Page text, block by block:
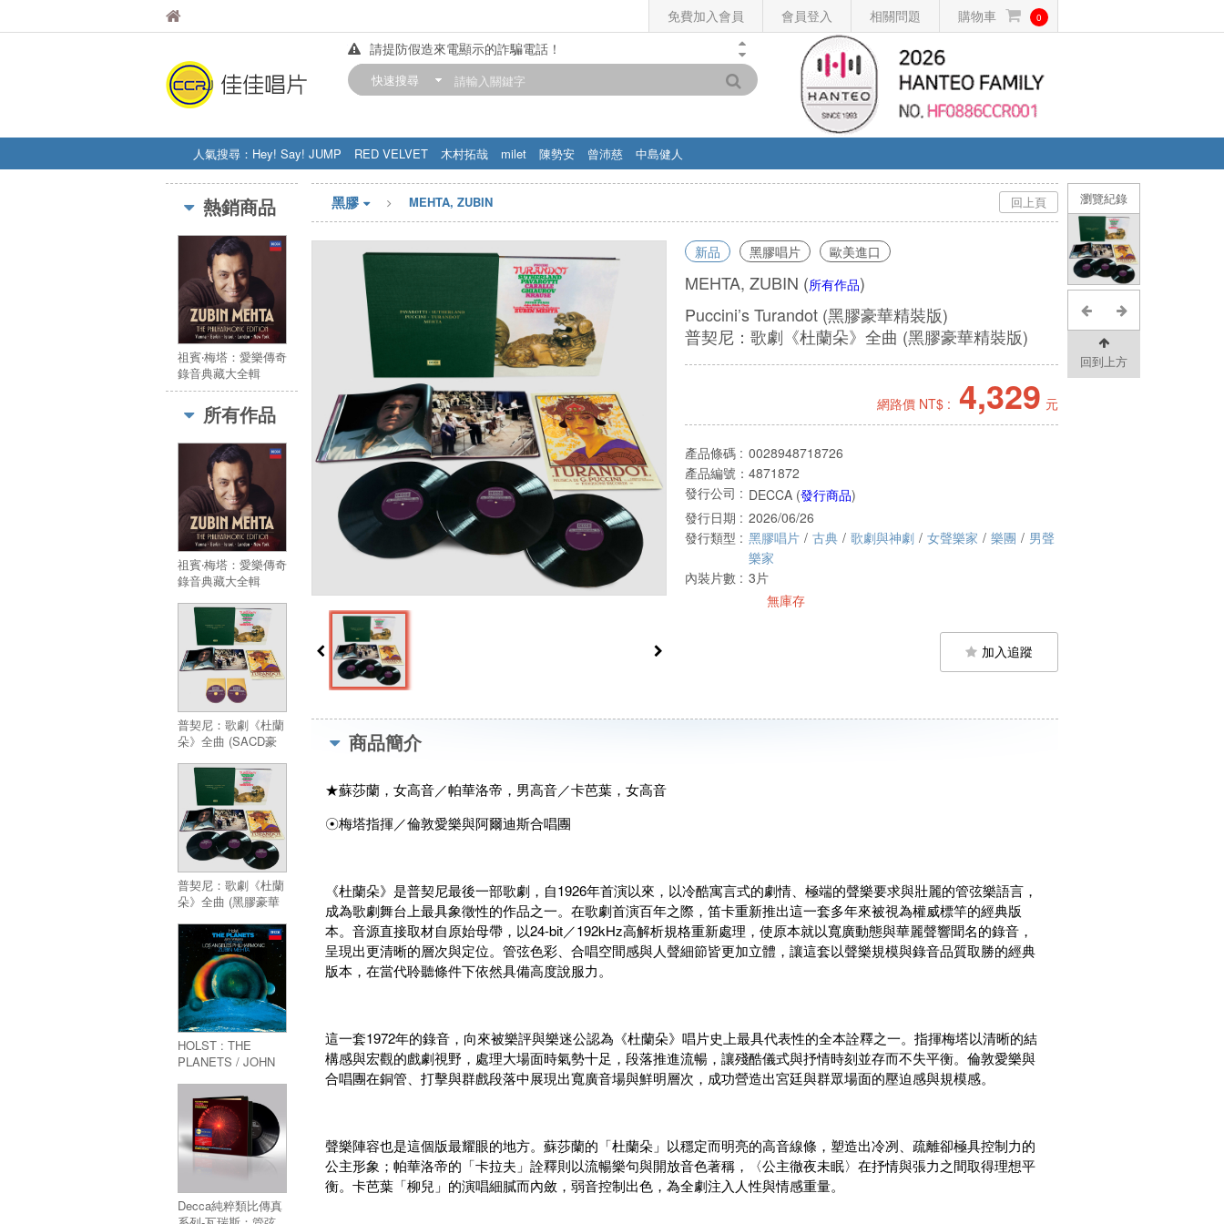
免費加入會員 會員登入 相關問題 購物車 0
佳佳唱片
請提防假造來電顯示的詐騙電話！
【中華門市營業時間調整公告】
快速搜尋
人氣搜尋： Hey! Say! JUMP RED VELVET 木村拓哉 milet 陳勢安 曾沛慈
中島健人
STRAY KIDS
盧廣仲 周杰伦
瀏覽紀錄
回到上方
熱銷商品
祖賓‧梅塔：愛樂傳奇
錄音典藏大全輯
(57CD)／Zubin
Mehta The
Philharmonic Edition
(57CD)
所有作品
祖賓‧梅塔：愛樂傳奇
錄音典藏大全輯
Mehta The
Philharmonic Edition
(57CD)
普契尼：歌劇《杜蘭
朵》全曲 (SACD豪
Puccini’s Turandot
(Hybrid SACD)
普契尼：歌劇《杜蘭
朵》全曲 (黑膠豪華
Turandot (黑膠豪華
精裝版)
HOLST : THE
PLANETS / JOHN
WARS (SHM-CD)
Decca純粹類比傳真
回上頁
黑膠 MEHTA, ZUBIN
新品 黑膠唱片 歐美進口
MEHTA, ZUBIN (所有作品)
Puccini’s Turandot (黑膠豪華精裝版)
普契尼：歌劇《杜蘭朵》全曲 (黑膠豪華精裝版)
網路價 NT$ : 4,329 元
產品條碼 : 0028948718726
產品編號： 4871872
發行公司 : DECCA (發行商品)
發行日期 : 2026/06/26
發行類型 : 黑膠唱片 / 古典 / 歌劇與神劇 / 女聲樂家 / 樂團 / 男聲
樂家
內裝片數 : 3片
無庫存
加入追蹤
商品簡介
★蘇莎蘭，女高音／帕華洛帝，男高音／卡芭葉，女高音
☉梅塔指揮／倫敦愛樂與阿爾迪斯合唱團
《杜蘭朵》是普契尼最後一部歌劇，自1926年首演以來，以冷酷寓言式的劇情、極端的聲樂要求與壯麗的管弦樂語言，
成為歌劇舞台上最具象徵性的作品之一。在歌劇首演百年之際，笛卡重新推出這一套多年來被視為權威標竿的經典版
本。音源直接取材自原始母帶，以24-bit／192kHz高解析規格重新處理，使原本就以寬廣動態與華麗聲響聞名的錄音，
呈現出更清晰的層次與定位。管弦色彩、合唱空間感與人聲細節皆更加立體，讓這套以聲樂規模與錄音品質取勝的經典
版本，在當代聆聽條件下依然具備高度說服力。
這一套1972年的錄音，向來被樂評與樂迷公認為《杜蘭朵》唱片史上最具代表性的全本詮釋之一。指揮梅塔以清晰的結
構感與宏觀的戲劇視野，處理大場面時氣勢十足，段落推進流暢，讓殘酷儀式與抒情時刻並存而不失平衡。倫敦愛樂與
合唱團在銅管、打擊與群戲段落中展現出寬廣音場與鮮明層次，成功營造出宮廷與群眾場面的壓迫感與規模感。
聲樂陣容也是這個版最耀眼的地方。蘇莎蘭的「杜蘭朵」以穩定而明亮的高音線條，塑造出冷冽、疏離卻極具控制力的
公主形象；帕華洛帝的「卡拉夫」詮釋則以流暢樂句與開放音色著稱，〈公主徹夜未眠〉在抒情與張力之間取得理想平
衡。卡芭葉「柳兒」的演唱細膩而內斂，弱音控制出色，為全劇注入人性與情感重量。